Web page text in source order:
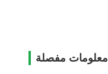
معلومات مفصلة